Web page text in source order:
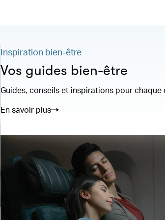
Inspiration bien-être
Vos guides bien-être
Guides, conseils et inspirations pour
En savoir plus